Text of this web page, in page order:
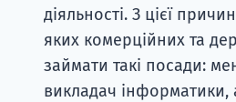
діяльності. З цієї
яких комерційних та
займати такі посади:
викладач інформатики,